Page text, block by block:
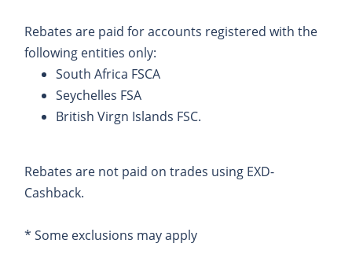
Rebates are paid for accounts registered with the
following entities only:
South Africa FSCA
Seychelles FSA
British Virgn Islands FSC.
Rebates are not paid on trades using EXD-
Cashback.
* Some exclusions may apply